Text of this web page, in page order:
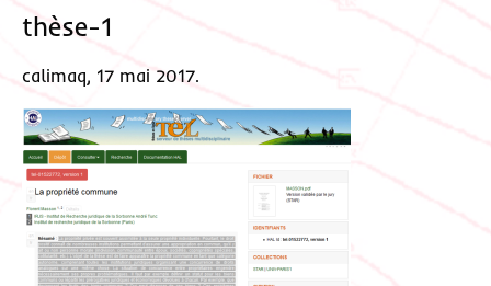
thèse-1
calimaq, 17 mai 2017.